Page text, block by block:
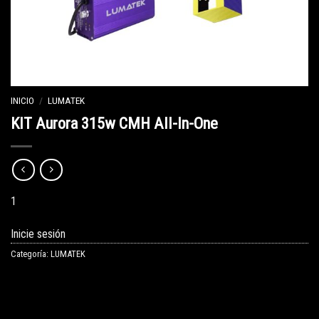
INICIO / LUMATEK
KIT Aurora 315w CMH All-In-One
1
Inicie sesión
Categoría: LUMATEK